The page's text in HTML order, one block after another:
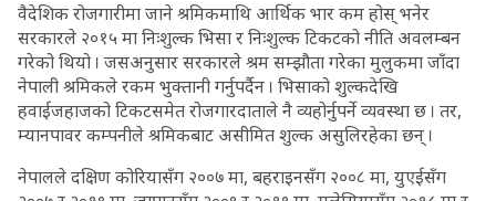
वैदेशिक रोजगारीमा जाने श्रमिकमाथि आर्थिक भार कम होस् भनेर
सरकारले २०१५ मा निःशुल्क भिसा र निःशुल्क टिकटको नीति अवलम्बन
गरेको थियो । जसअनुसार सरकारले श्रम सम्झौता गरेका मुलुकमा जाँदा
नेपाली श्रमिकले रकम भुक्तानी गर्नुपर्दैन । भिसाको शुल्कदेखि
हवाईजहाजको टिकटसमेत रोजगारदाताले नै व्यहोर्नुपर्ने व्यवस्था छ । तर,
म्यानपावर कम्पनीले श्रमिकबाट असीमित शुल्क असुलिरहेका छन् ।
नेपालले दक्षिण कोरियासँग २००७ मा, बहराइनसँग २००८ मा, युएईसँग